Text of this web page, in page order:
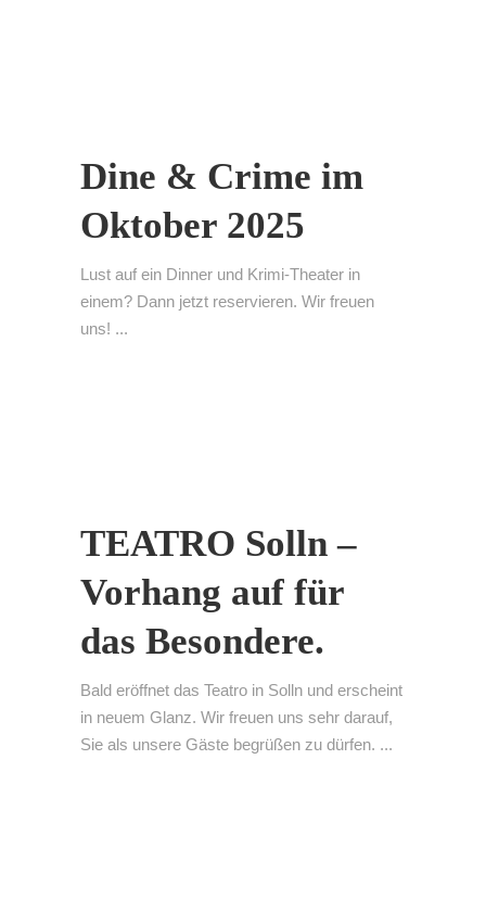
Dine & Crime im
Oktober 2025
Lust auf ein Dinner und Krimi-Theater in
einem? Dann jetzt reservieren. Wir freuen
uns! ...
TEATRO Solln –
Vorhang auf für
das Besondere.
Bald eröffnet das Teatro in Solln und erscheint
in neuem Glanz. Wir freuen uns sehr darauf,
Sie als unsere Gäste begrüßen zu dürfen. ...